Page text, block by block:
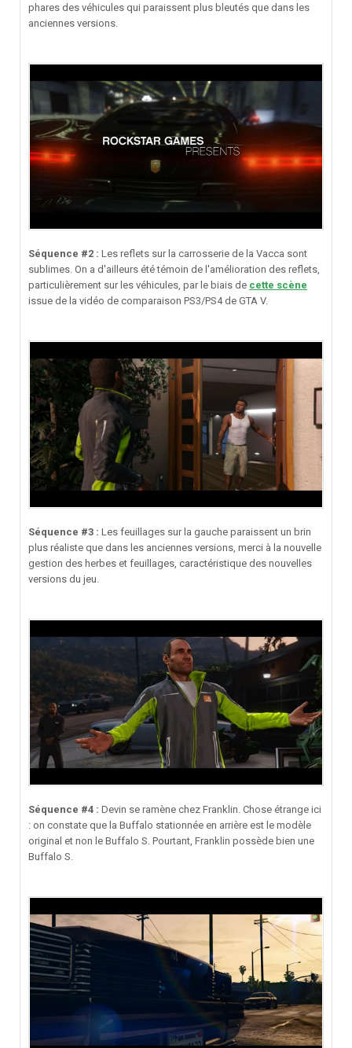
phares des véhicules qui paraissent plus bleutés que dans les
anciennes versions.
Séquence #2 : Les reflets sur la carrosserie de la Vacca sont
sublimes. On a d'ailleurs été témoin de l'amélioration des reflets,
particulièrement sur les véhicules, par le biais de cette scène
issue de la vidéo de comparaison PS3/PS4 de GTA V.
Séquence #3 : Les feuillages sur la gauche paraissent un brin
plus réaliste que dans les anciennes versions, merci à la nouvelle
gestion des herbes et feuillages, caractéristique des nouvelles
versions du jeu.
Séquence #4 : Devin se ramène chez Franklin. Chose étrange ici
: on constate que la Buffalo stationnée en arrière est le modèle
original et non le Buffalo S. Pourtant, Franklin possède bien une
Buffalo S.